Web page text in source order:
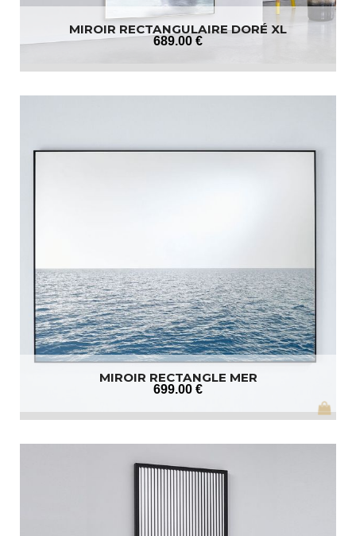
MIROIR RECTANGULAIRE DORÉ XL
689.00 €
MIROIR RECTANGLE MER
699.00 €